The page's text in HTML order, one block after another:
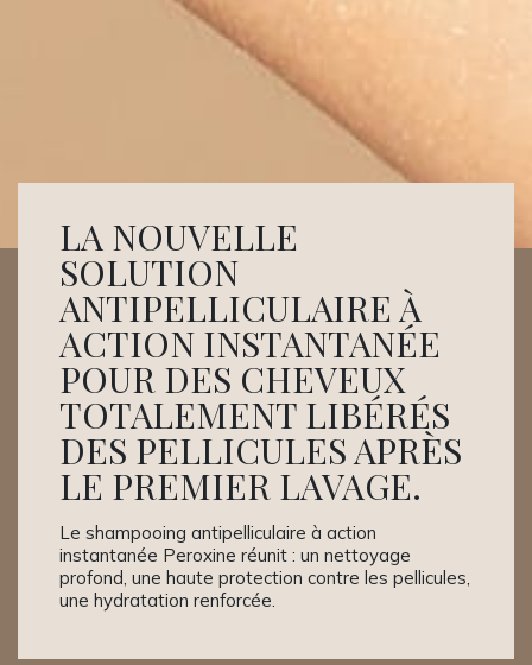
LA NOUVELLE
SOLUTION
ANTIPELLICULAIRE À
ACTION INSTANTANÉE
POUR DES CHEVEUX
TOTALEMENT LIBÉRÉS
DES PELLICULES APRÈS
LE PREMIER LAVAGE.
Le shampooing antipelliculaire à action
instantanée Peroxine réunit : un nettoyage
profond, une haute protection contre les pellicules,
une hydratation renforcée.